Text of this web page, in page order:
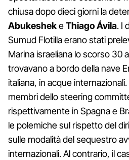
chiusa dopo dieci giorni la
AbukeshekeThiago Ávila. I
Sumud Flotilla erano stati
Marina israeliana lo scorso 30
trovavano a bordo della nave
italiana, in acque
membri dello steering
rispettivamente in Spagna e
le polemiche sul rispetto del
sulle modalità del sequestro
internazionali. Al contrario, il